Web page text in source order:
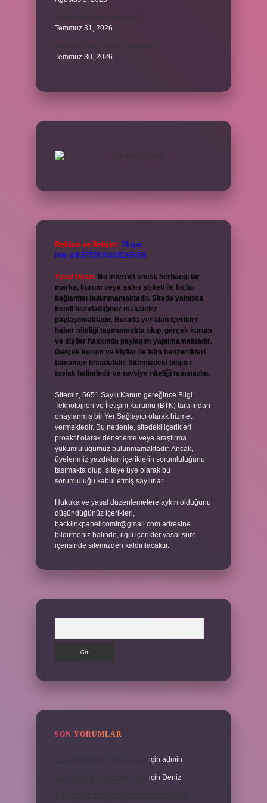
Temmuz 31, 2026
Temmuz 30, 2026
Reklam ve İletişim: Skype:
live:.cid.575569c608265c69
Yasal Uyarı: Bu internet sitesi, herhangi bir
marka, kurum veya şahıs şirketi ile hiçbir
bağlantısı bulunmamaktadır. Sitede yalnızca
kendi hazırladığımız makaleler
paylaşılmaktadır. Burada yer alan içerikler
haber niteliği taşımamakta olup, gerçek kurum
ve kişiler hakkında paylaşım yapılmamaktadır.
Gerçek kurum ve kişiler ile isim benzerlikleri
tamamen tesadüfidir. Sitemizdeki bilgiler
taslak halindedir ve tavsiye niteliği taşımazlar.
Sitemiz, 5651 Sayılı Kanun gereğince Bilgi
Teknolojileri ve İletişim Kurumu (BTK) tarafından
onaylanmış bir Yer Sağlayıcı olarak hizmet
vermektedir. Bu nedenle, sitedeki içerikleri
proaktif olarak denetleme veya araştırma
yükümlülüğümüz bulunmamaktadır. Ancak,
üyelerimiz yazdıkları içeriklerin sorumluluğunu
taşımakta olup, siteye üye olarak bu
sorumluluğu kabul etmiş sayılırlar.
Hukuka ve yasal düzenlemelere aykırı olduğunu
düşündüğünüz içerikleri,
backlinkpanelicomtr@gmail.com adresine
bildirmeniz halinde, ilgili içerikler yasal süre
içerisinde sitemizden kaldırılacaktır.
SON YORUMLAR
için admin
için Deniz